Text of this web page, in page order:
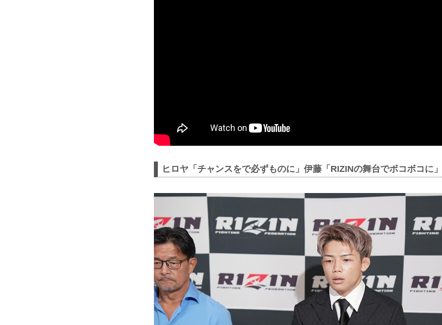
ヒロヤ「チャンスをで必ずものに」伊藤「RIZINの舞台でボコボコに」